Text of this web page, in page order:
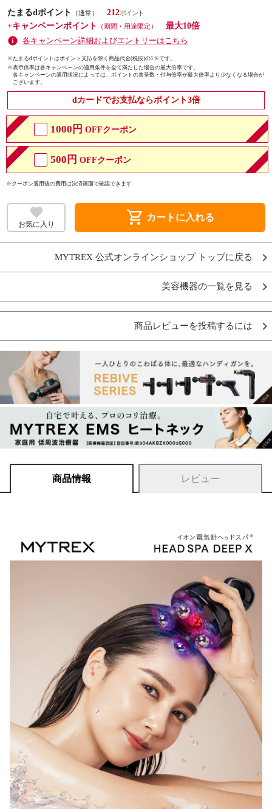
たまるdポイント
（通常）
212
+キャンペーンポイント
（期間・用途限定）
最大10倍
各キャンペーン詳細およびエントリーはこちら
※たまるdポイントはポイント支払を除く商品代金(税抜)の1％です。
※表示倍率は各キャンペーンの適用条件を全て満たした場合の最大倍率です。
各キャンペーンの適用状況によっては、ポイントの進呈数・付与倍率が最大倍率より少なくなる場合が
ございます。
dカードでお支払ならポイント3倍
1000円 OFFクーポン
500円 OFFクーポン
※クーポン適用後の費用は決済画面で確認できます
お気に入り shopping_cart カートに入れる
MYTREX 公式オンラインショップ トップに戻る
美容機器の一覧を見る
商品レビューを投稿するには
商品情報 レビュー